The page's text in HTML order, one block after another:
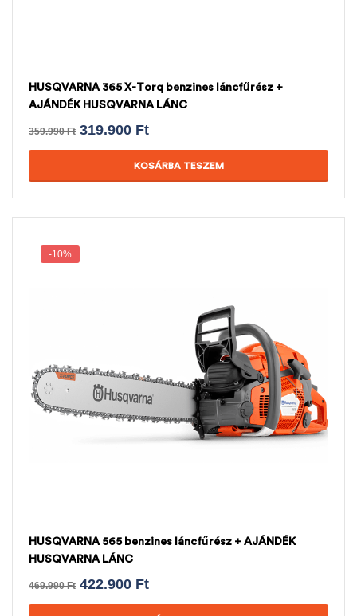
HUSQVARNA 365 X-Torq benzines láncfűrész +
AJÁNDÉK HUSQVARNA LÁNC
359.990Ft 319.900 Ft
KOSÁRBA TESZEM
-10%
HUSQVARNA 565 benzines láncfűrész + AJÁNDÉK
HUSQVARNA LÁNC
469.990Ft 422.900 Ft